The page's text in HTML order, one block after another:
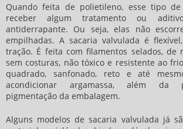
Quando feita de polietileno, esse tipo de
receber algum tratamento ou
antiderrapante. Ou seja, elas não
empilhadas. A sacaria valvulada é
tração. É feita com filamentos selados, de
sem costuras, não tóxico e resistente ao
quadrado, sanfonado, reto e até
acondicionar argamassa, além da
pigmentação da embalagem.
Alguns modelos desacaria valvulada já